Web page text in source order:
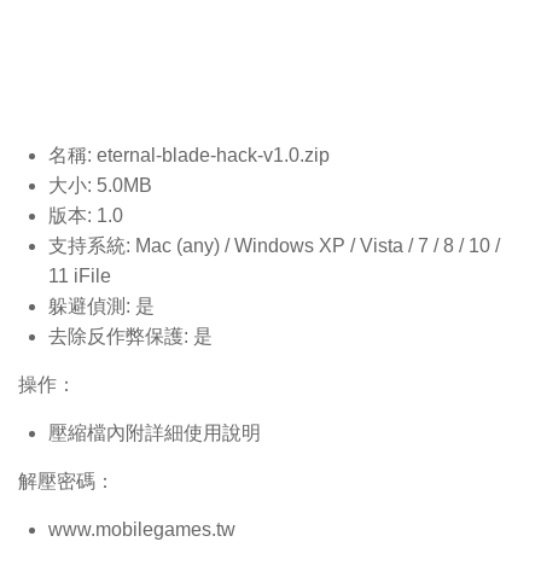
名稱: eternal-blade-hack-v1.0.zip
大小: 5.0MB
版本: 1.0
支持系統: Mac (any) / Windows XP / Vista / 7 / 8 / 10 /
11 iFile
躲避偵測: 是
去除反作弊保護: 是
操作：
壓縮檔內附詳細使用說明
解壓密碼：
www.mobilegames.tw